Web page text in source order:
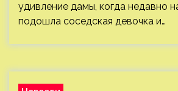
удивление дамы, когда недавно
подошла соседская девочка и…